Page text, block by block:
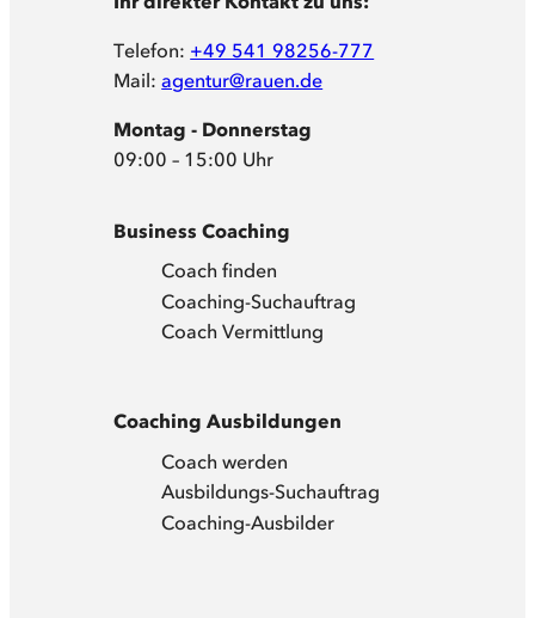
Telefon: +49 541 98256-777
Mail:agentur@rauen.de
Montag - Donnerstag
09:00 – 15:00 Uhr
Business Coaching
Coach finden
Coaching-Suchauftrag
Coach Vermittlung
Coaching Ausbildungen
Coach werden
Ausbildungs-Suchauftrag
Coaching-Ausbilder